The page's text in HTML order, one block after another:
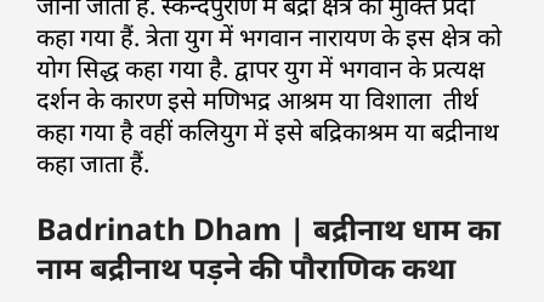
कहा गया हैं. त्रेता युग में भगवान नारायण के इस क्षेत्र को
योग सिद्ध कहा गया है. द्वापर युग में भगवान के प्रत्यक्ष
दर्शन के कारण इसे मणिभद्र आश्रम या विशाला तीर्थ
कहा गया है वहीं कलियुग में इसे बद्रिकाश्रम या बद्रीनाथ
कहा जाता हैं.
Badrinath Dham | बद्रीनाथ धाम का
नाम बद्रीनाथ पड़ने की पौराणिक कथा